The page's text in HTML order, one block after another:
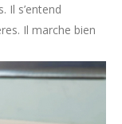
Il s’entend
Il marche bien